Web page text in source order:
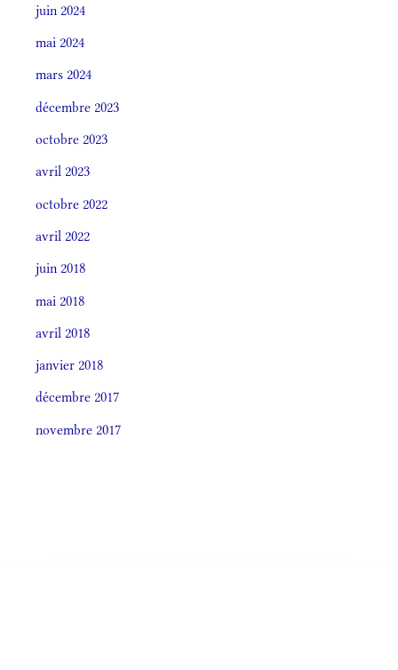
juin 2024
mai 2024
mars 2024
décembre 2023
octobre 2023
avril 2023
octobre 2022
avril 2022
juin 2018
mai 2018
avril 2018
janvier 2018
décembre 2017
novembre 2017